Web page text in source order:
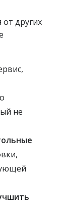
от других
не